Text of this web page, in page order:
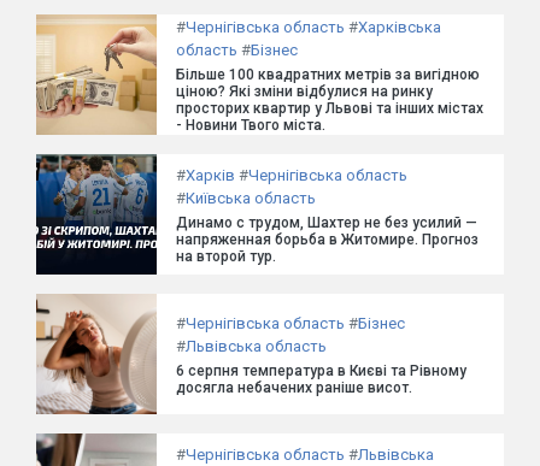
#Чернігівська область #Харківська
область #Бізнес
Більше 100 квадратних метрів за вигідною
ціною? Які зміни відбулися на ринку
просторих квартир у Львові та інших містах
- Новини Твого міста.
#Харків #Чернігівська область
#Київська область
Динамо с трудом, Шахтер не без усилий —
напряженная борьба в Житомире. Прогноз
на второй тур.
#Чернігівська область #Бізнес
#Львівська область
6 серпня температура в Києві та Рівному
досягла небачених раніше висот.
#Чернігівська область #Львівська